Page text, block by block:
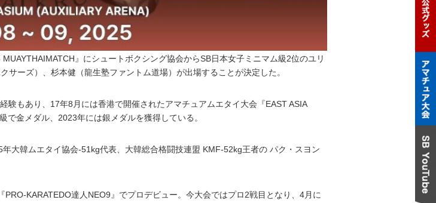
』にシュートボクシング協会からSB日本女子ミニマム級2位のユリ
ーズ）、杉本健（龍生塾ファントム道場）が出場することが決定した。
もあり、17年8月には香港で開催されたアマチュアムエタイ大会『EAST ASIA
金メダル、2023年には銀メダルを獲得している。
大韓ムエタイ協会-51kg代表、大韓総合格闘技連盟 KMF-52kg王者の パク・スヨン
KARATEDO達人NEO9』でプロデビュー。今大会ではプロ2戦目となり、4月に